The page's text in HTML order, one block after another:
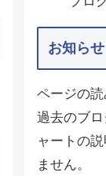
お知らせ
ページの読
過去のブ
ャートの
ません。